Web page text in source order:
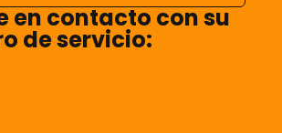
en contacto con su
de servicio: